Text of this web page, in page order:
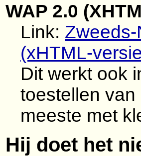
WAP 2.0
Link:
(xHTML-
Dit werkt ook
toestellen
meeste met
Hij doet het